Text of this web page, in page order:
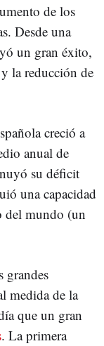
de los
Desde una
un gran éxito,
la reducción de
creció a
anual de
su déficit
una capacidad
del mundo (un
grandes
medida de la
que un gran
. La primera